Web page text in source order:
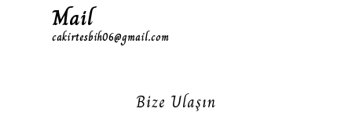
Mail
cakirtesbih06@gmail.com
Bize Ulaşın